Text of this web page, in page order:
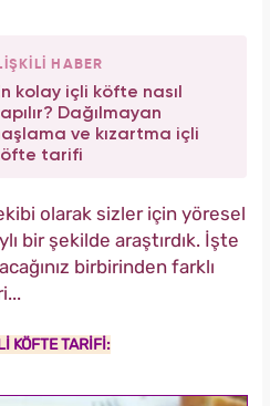
HABER
kolay içli köfte nasıl
Dağılmayan
ve kızartma içli
tarifi
olarak sizler için yöresel
bir şekilde araştırdık. İşte
birbirinden farklı
KÖFTE TARİFİ: